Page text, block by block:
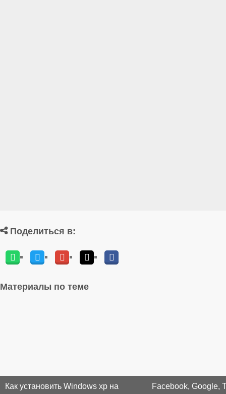
Поделиться в:
Материалы по теме
Как установить Windows xp на
Facebook, Google,